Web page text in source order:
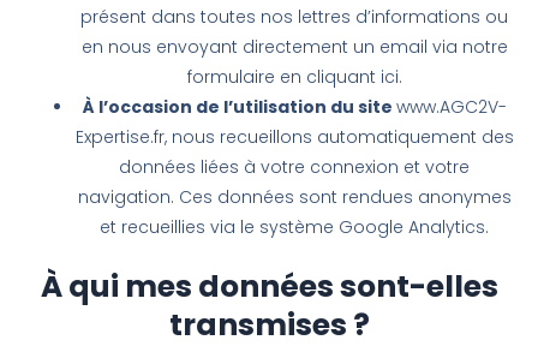
présent dans toutes nos lettres d’informations ou
en nous envoyant directement un email via notre
formulaire en cliquant ici.
À l’occasion de l’utilisation du site www.AGC2V-
Expertise.fr, nous recueillons automatiquement des
données liées à votre connexion et votre
navigation. Ces données sont rendues anonymes
et recueillies via le système Google Analytics.
À qui mes données sont-elles
transmises ?